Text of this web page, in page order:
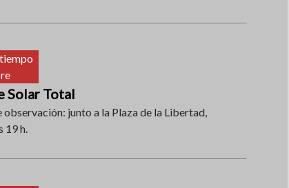
Solar Total
observación: junto a la Plaza de la Libertad,
19 h.